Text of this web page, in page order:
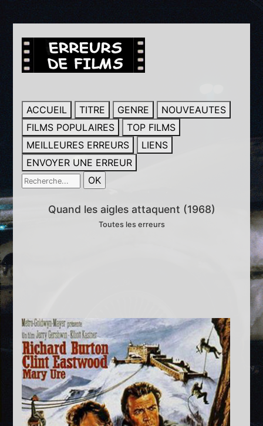
ACCUEIL TITRE GENRE
NOUVEAUTES
FILMS POPULAIRES
TOP FILMS
MEILLEURES ERREURS
LIENS
ENVOYER UNE ERREUR
Quand les aigles attaquent (1968)
Toutes les erreurs